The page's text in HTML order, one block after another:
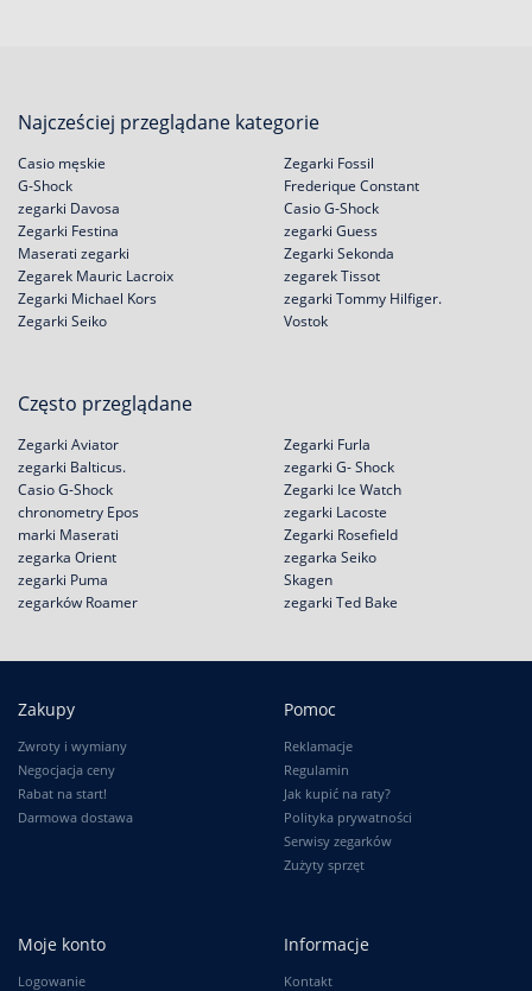
Najcześciej przeglądane kategorie
Casio męskie
G-Shock
zegarki Davosa
Zegarki Festina
Zegarki Fossil
Frederique Constant
Casio G-Shock
zegarki Guess
Maserati zegarki
Zegarek Mauric Lacroix
Zegarki Michael Kors
Zegarki Seiko
Zegarki Sekonda
zegarek Tissot
zegarki Tommy Hilfiger.
Vostok
Często przeglądane
Zegarki Aviator
zegarki Balticus.
Casio G-Shock
chronometry Epos
Zegarki Furla
zegarki G- Shock
Zegarki Ice Watch
zegarki Lacoste
marki Maserati
zegarka Orient
zegarki Puma
zegarków Roamer
Zegarki Rosefield
zegarka Seiko
Skagen
zegarki Ted Bake
Zakupy
Zwroty i wymiany
Negocjacja ceny
Rabat na start!
Darmowa dostawa
Pomoc
Reklamacje
Regulamin
Jak kupić na raty?
Polityka prywatności
Serwisy zegarków
Zużyty sprzęt
Moje konto
Logowanie
Informacje
Kontakt